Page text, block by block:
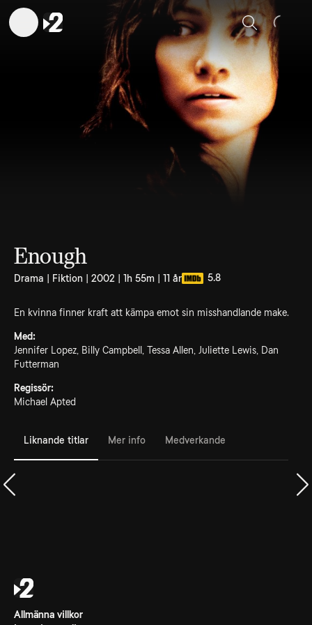
Sök
Enough
Drama | Fiktion | 2002 | 1h 55m | 11 år 5.8
En kvinna finner kraft att kämpa emot sin misshandlande make.
Med:
Jennifer Lopez, Billy Campbell, Tessa Allen, Juliette Lewis, Dan
Futterman
Regissör:
Michael Apted
Liknande titlar Mer info Medverkande
Allmänna villkor